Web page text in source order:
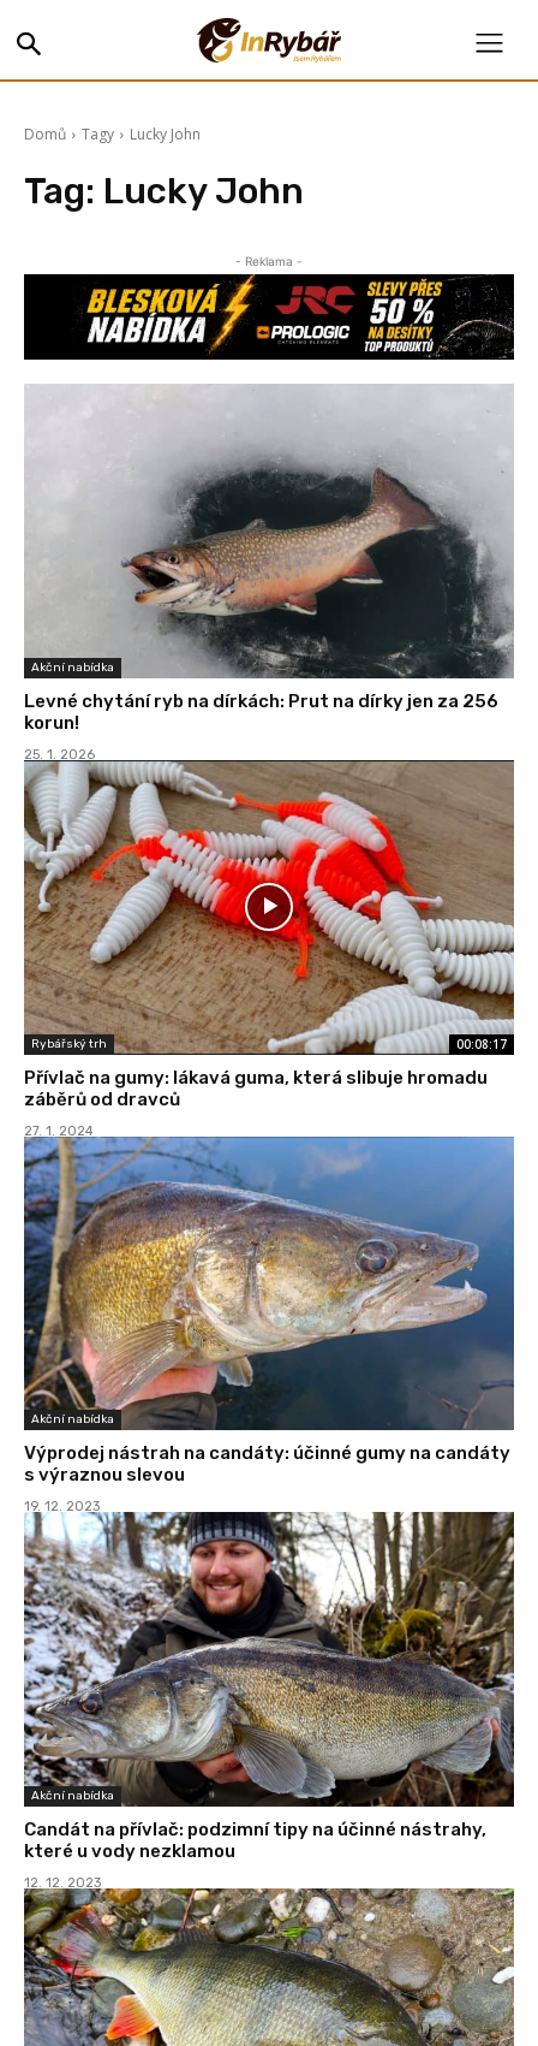
Domů Tagy Lucky John
Tag: Lucky John
- Reklama -
Akční nabídka
Levné chytání ryb na dírkách: Prut na dírky jen za 256
korun!
25. 1. 2026
Rybářský trh 00:08:17
Přívlač na gumy: lákavá guma, která slibuje hromadu
záběrů od dravců
27. 1. 2024
Akční nabídka
Výprodej nástrah na candáty: účinné gumy na candáty
s výraznou slevou
19. 12. 2023
Akční nabídka
Candát na přívlač: podzimní tipy na účinné nástrahy,
které u vody nezklamou
12. 12. 2023